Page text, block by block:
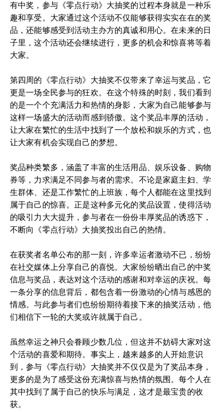
有中奖，参与《零点行动》大抽奖的过程本身就是一种乐
趣和享受。大家通过这个活动不仅能够获得实实在在的奖
品，还能够感受到活动主办方的真诚和用心。在未来的日
子里，这个活动还会继续进行，更多的机会和惊喜将等着
大家。
第四周的《零点行动》大抽奖不仅带来了幸运与奖品，它
更是一场全民参与的狂欢。在这个特殊的时刻，我们看到
的是一个个充满活力和热情的身影，大家为自己能够参与
这样一场盛大的活动而感到骄傲。这个奖品丰厚的活动，
让大家在繁忙的生活中找到了一个放松和娱乐的方式，也
让大家有机会实现自己的梦想。
奖品种类繁多，涵盖了丰富的生活用品、娱乐设备、购物
券等，力求满足不同参与者的需求。不论是家庭主妇、学
生群体、还是工作繁忙的上班族，每个人都能在这里找到
属于自己的惊喜。正是这种多元化的奖品设置，使得活动
的吸引力大大提升，参与者在一份份丰厚奖品的诱惑下，
不断向《零点行动》大抽奖投出自己的热情。
在获奖者名单公布的那一刻，许多幸运者激动不已，纷纷
在社交媒体上分享自己的喜悦。大家纷纷晒出自己的中奖
信息与奖品，表达对这个活动的感谢和对幸运的庆祝。每
一条分享的信息背后，都包含着一份激动的心情与感恩的
情感。与此参与者们也纷纷期待着接下来的抽奖活动，他
们相信下一轮的大奖或许就属于自己。
虽然幸运之神只会眷顾少数几位，但这并不妨碍大家对这
个活动的喜爱和期待。事实上，越来越多的人开始意识
到，参与《零点行动》大抽奖并不仅仅是为了奖品本身，
更多的是为了感受这份充满惊喜与热情的氛围。每个人在
其中找到了属于自己的快乐与满足，这才是最宝贵的收
获。